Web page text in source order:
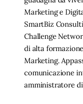
Marketing e
SmartBiz
Challenge
di alta
Marketing.
comunicazione
amministratore